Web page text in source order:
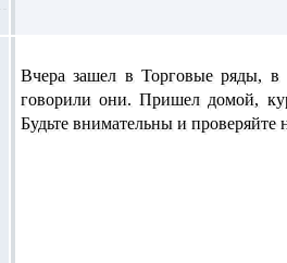
Вчера зашел в Торговые ряды, в
говорили они. Пришел домой,
Будьте внимательны и проверяйте